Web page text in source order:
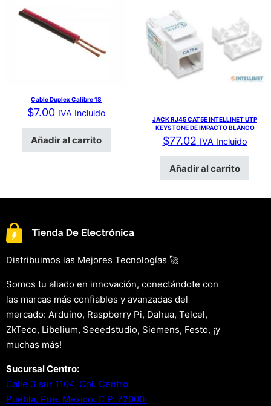
Cable Duplex Calibre 18
$7.00 IVA Incluido
Añadir al carrito
JACK RJ45 CAT5E INTELLINET UTP
KEYSTONE DE IMPACTO BLANCO
$77.02 IVA Incluido
Añadir al carrito
Distribuimos las Mejores Tecnologías 🚀
Somos tu aliado en innovación, conectándote con
las marcas más confiables y avanzadas del
mercado: Arduino, Raspberry Pi, Dahua, Telcel,
ZkTeco, Libelium, Seeedstudio, Siemens, Festo, ¡y
muchas más!
Sucursal Centro:
Calle 3 sur 1104, Col. Centro.
Puebla, Pue. Mexico. C.P. 72000.